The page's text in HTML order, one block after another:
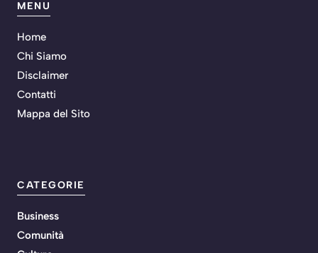
MENU
Home
Chi Siamo
Disclaimer
Contatti
Mappa del Sito
CATEGORIE
Business
Comunità